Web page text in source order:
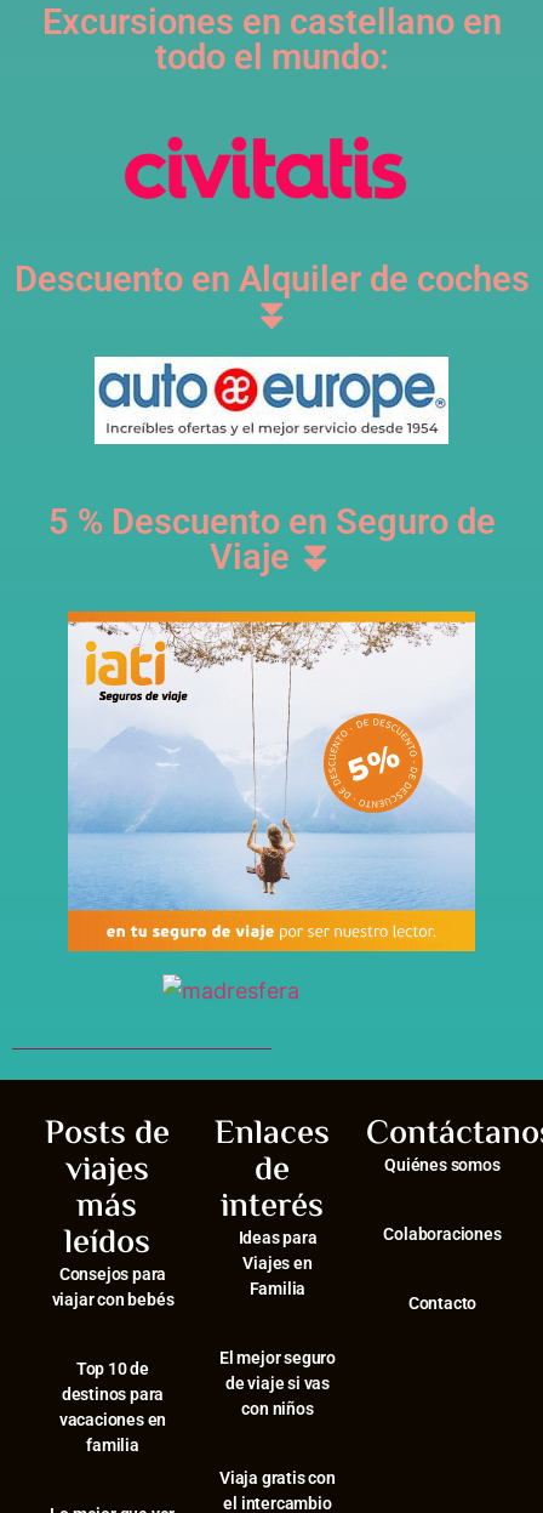
Excursiones en castellano en
todo el mundo:
Descuento en Alquiler de coches
⏬
5 % Descuento en Seguro de
Viaje ⏬
Posts de
viajes
más
leídos
Consejos para
viajar con bebés
⁠Top 10 de
destinos para
vacaciones en
familia
Enlaces
de
interés
Ideas para
Viajes en
Familia
El mejor seguro
de viaje si vas
con niños
Viaja gratis con
el intercambio
Quiénes somos
Colaboraciones
Contacto